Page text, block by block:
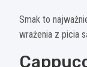
Smak to
wrażenia z picia